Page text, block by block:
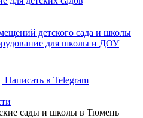
детского сада и школы
для школы и ДОУ
Написать в Telegram
сады и школы в Тюмень